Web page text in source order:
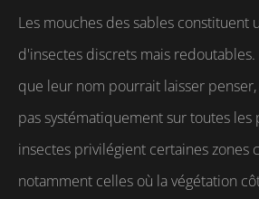
Les mouches des sables constituent
d'insectes discrets mais
que leur nom pourrait laisser
pas systématiquement sur toutes les
insectes privilégient certaines zones
notamment celles où la végétation